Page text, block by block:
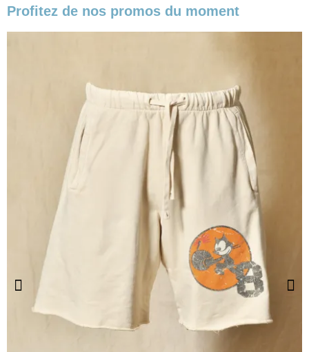
Profitez de nos promos du moment